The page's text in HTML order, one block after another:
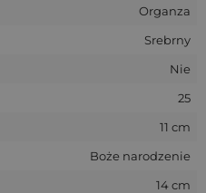
Organza
Srebrny
Nie
25
11 cm
Boże narodzenie
14 cm